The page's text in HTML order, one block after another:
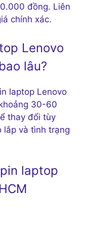
đồng. Liên
chính xác.
Lenovo
lâu?
laptop Lenovo
30-60
thay đổi tùy
lắp và tình trạng
laptop